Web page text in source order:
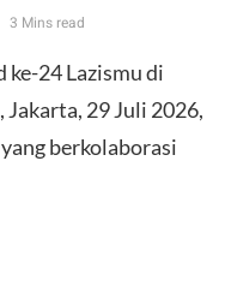
3 Mins read
ke-24 Lazismu di
29 Juli 2026,
berkolaborasi